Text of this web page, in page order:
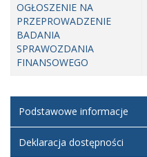
OGŁOSZENIE NA
PRZEPROWADZENIE
BADANIA
SPRAWOZDANIA
FINANSOWEGO
Podstawowe informacje
Deklaracja dostępności